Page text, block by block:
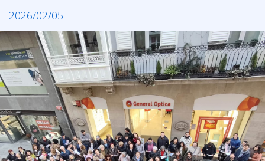
2026/02/05